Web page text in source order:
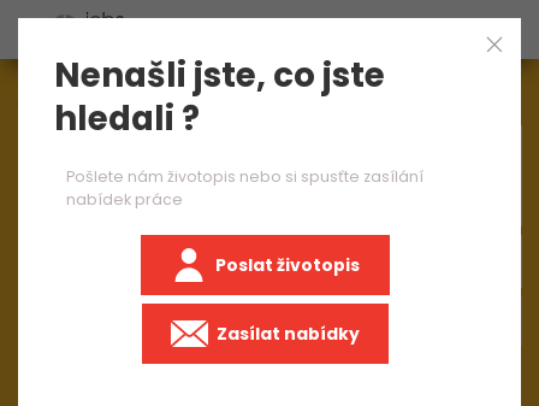
Aktuálně1545nabídek práce
Nenašli jste, co jste
hledali ?
Pošlete nám životopis nebo si spusťte zasílání
nabídek práce
Poslat životopis
Zasílat nabídky